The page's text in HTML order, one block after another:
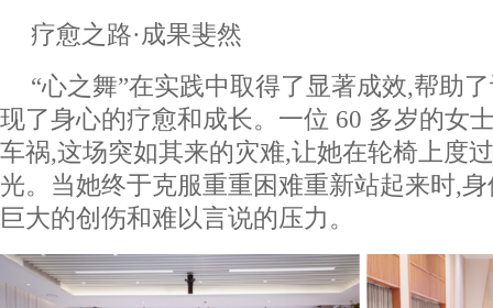
疗愈之路·成果斐然
“心之舞”在实践中取得了显著成效,帮助
现了身心的疗愈和成长。一位 60 多岁的女
车祸,这场突如其来的灾难,让她在轮椅上度
光。当她终于克服重重困难重新站起来时,
巨大的创伤和难以言说的压力。